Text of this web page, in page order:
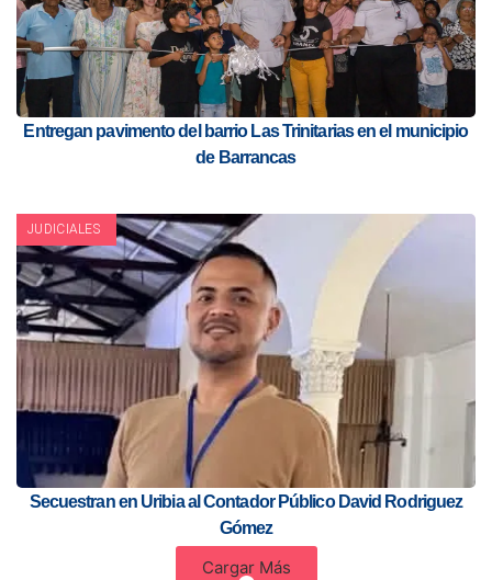
Entregan pavimento del barrio Las Trinitarias en el municipio
de Barrancas
JUDICIALES
Secuestran en Uribia al Contador Público David Rodriguez
Gómez
Cargar Más